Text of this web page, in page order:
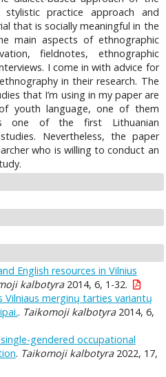
practice approach and
that is socially meaningful in the
main aspects of ethnographic
fieldnotes, ethnographic
I come in with advice for
in their research. The
that I’m using in my paper are
youth language, one of them
one of the first Lithuanian
Nevertheless, the paper
who is willing to conduct an
English resources in Vilnius
kalbotyra2014, 6, 1-32.
Vilniaus merginų tarties variantų
. Taikomoji kalbotyra2014, 6,
gendered occupational
. Taikomoji kalbotyra2022, 17,